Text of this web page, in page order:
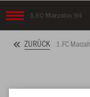
1.FC Marzahn 94
ZURÜCK 1.FC